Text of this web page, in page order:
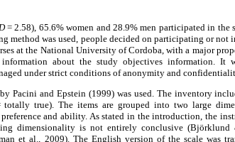
= 2.58), 65.6% women and 28.9% men participated in the
method was used, people decided on participating or not
at the National University of Cordoba, with a major
about the study objectives information. It
under strict conditions of anonymity and
Pacini and Epstein (1999) was used. The inventory
true). The items are grouped into two large
and ability. As stated in the introduction, the
dimensionality is not entirely conclusive (Björklund
et al., 2009). The English version of the scale was